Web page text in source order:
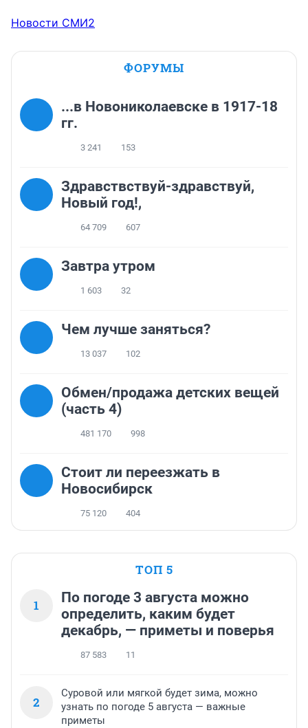
Новости СМИ2
ФОРУМЫ
...в Новониколаевске в 1917-18
гг.
3 241 153
Здравствствуй-здравствуй,
Новый год!,
64 709 607
Завтра утром
1 603 32
Чем лучше заняться?
13 037 102
Обмен/продажа детских вещей
(часть 4)
481 170 998
Стоит ли переезжать в
Новосибирск
75 120 404
ТОП 5
1
По погоде 3 августа можно
определить, каким будет
декабрь, — приметы и поверья
87 583 11
2
Суровой или мягкой будет зима, можно
узнать по погоде 5 августа — важные
приметы